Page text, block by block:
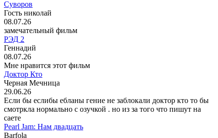
Суворов
Гость николай
08.07.26
замечательный фильм
РЭД 2
Геннадий
08.07.26
Мне нравится этот фильм
Доктор Кто
Черная Мечница
29.06.26
Если бы еслибы ебланы гение не заблокали доктор кто то бы
смотркла нормально с озучкой . но из за того что пишут на
саете
Pearl Jam: Нам двадцать
Barfola